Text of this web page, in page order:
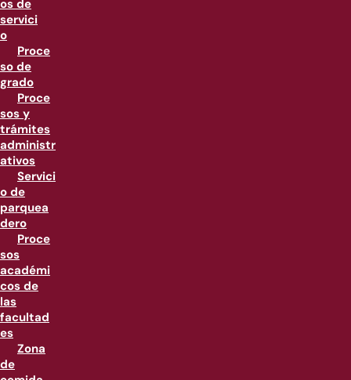
os de
servici
o
Proce
so de
grado
Proce
sos y
trámites
administr
ativos
Servici
o de
parquea
dero
Proce
sos
académi
cos de
las
facultad
es
Zona
de